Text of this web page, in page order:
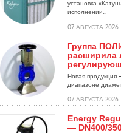
установка
исполнении...
07 АВГУСТА 2026
Группа
расширила
Новая продукция
диапазоне
07 АВГУСТА 2026
Energy
— DN400/